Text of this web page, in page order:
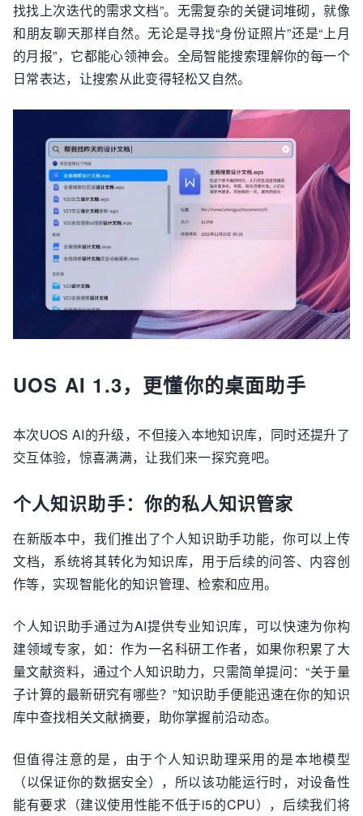
找找上次迭代的需求文档”。无需复杂的关键词堆砌，就像
和朋友聊天那样自然。无论是寻找“身份证照片”还是“上月
的月报”，它都能心领神会。全局智能搜索理解你的每一个
日常表达，让搜索从此变得轻松又自然。
UOS AI 1.3，更懂你的桌面助手
本次UOS AI的升级，不但接入本地知识库，同时还提升了
交互体验，惊喜满满，让我们来一探究竟吧。
个人知识助手：你的私人知识管家
在新版本中，我们推出了个人知识助手功能，你可以上传
文档，系统将其转化为知识库，用于后续的问答、内容创
作等，实现智能化的知识管理、检索和应用。
个人知识助手通过为AI提供专业知识库，可以快速为你构
建领域专家，如：作为一名科研工作者，如果你积累了大
量文献资料，通过个人知识助力，只需简单提问：“关于量
子计算的最新研究有哪些？”知识助手便能迅速在你的知识
库中查找相关文献摘要，助你掌握前沿动态。
但值得注意的是，由于个人知识助理采用的是本地模型
（以保证你的数据安全），所以该功能运行时，对设备性
能有要求（建议使用性能不低于i5的CPU），后续我们将